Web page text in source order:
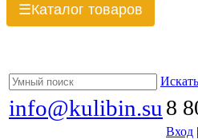
☰Каталог товаров
Искать
info@kulibin.su 8
Вход |